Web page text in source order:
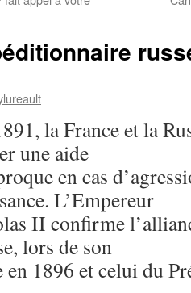
la France et la
une aide
en cas
L’Empereur
II confirme
lors de son
en 1896 et celui du